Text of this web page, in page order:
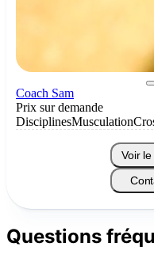
Coach Sam
Prix sur demande
DisciplinesMusculation
Voir
Questions